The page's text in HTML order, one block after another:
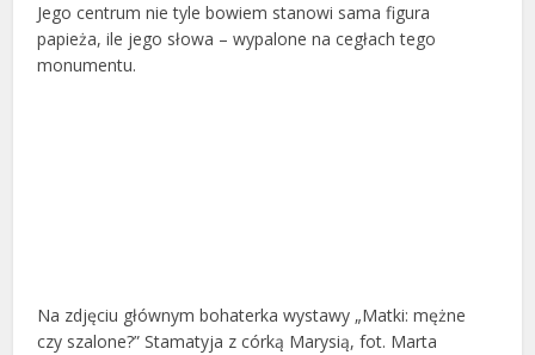
Jego centrum nie tyle bowiem stanowi sama figura
papieża, ile jego słowa – wypalone na cegłach tego
monumentu.
Na zdjęciu głównym bohaterka wystawy „Matki: mężne
czy szalone?” Stamatyja z córką Marysią, fot. Marta